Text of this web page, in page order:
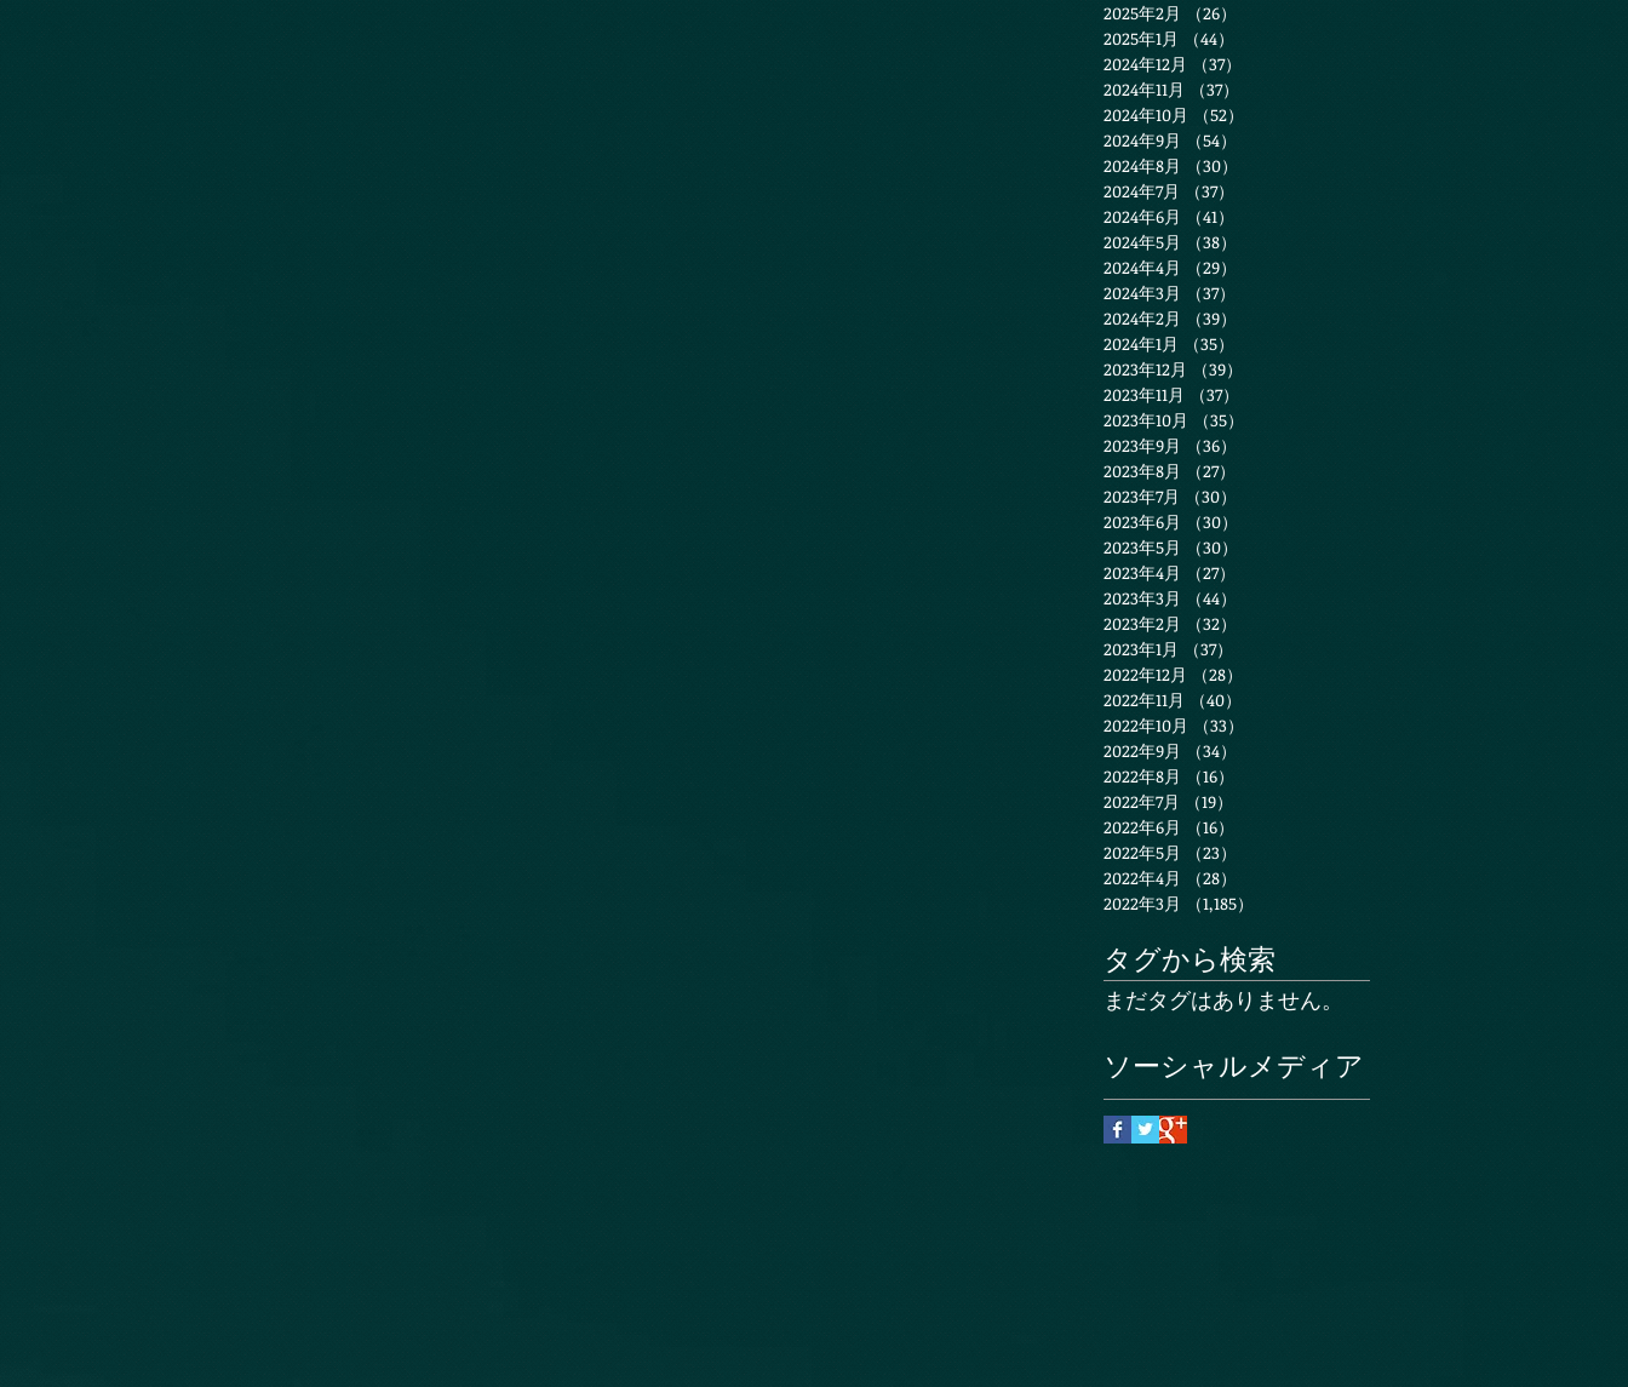
2025年2月
（26）
2025年1月
（44）
2024年12月
（37）
2024年11月
（37）
2024年10月
（52）
2024年9月
（54）
2024年8月
（30）
2024年7月
（37）
2024年6月
（41）
2024年5月
（38）
2024年4月
（29）
2024年3月
（37）
2024年2月
（39）
2024年1月
（35）
2023年12月
（39）
2023年11月
（37）
2023年10月
（35）
2023年9月
（36）
2023年8月
（27）
2023年7月
（30）
2023年6月
（30）
2023年5月
（30）
2023年4月
（27）
2023年3月
（44）
2023年2月
（32）
2023年1月
（37）
2022年12月
（28）
2022年11月
（40）
2022年10月
（33）
2022年9月
（34）
2022年8月
（16）
2022年7月
（19）
2022年6月
（16）
2022年5月
（23）
2022年4月
（28）
2022年3月
（1,185）
タグから検索
まだタグはありません。
ソーシャルメディア